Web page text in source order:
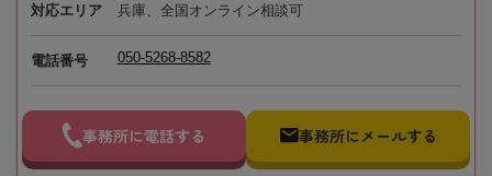
対応エリア 兵庫、全国オンライン相談可
電話番号 050-5268-8582
事務所に電話する 事務所にメールする